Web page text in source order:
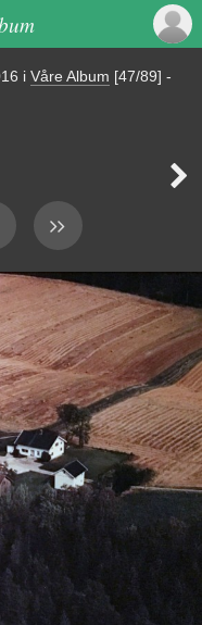
i Våre Album [47/89] -
